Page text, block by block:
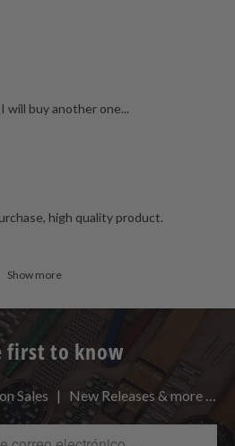
will buy another one...
high quality product.
Show more
first to know
Sales | New Releases & more …